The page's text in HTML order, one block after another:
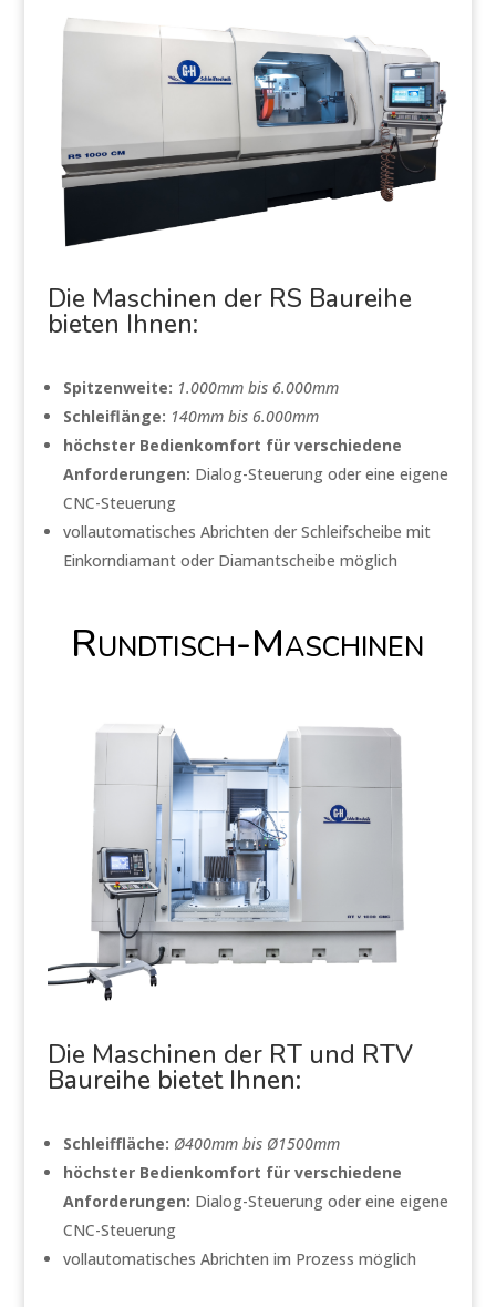
Die Maschinen der RS Baureihe
bieten Ihnen:
Spitzenweite: 1.000mm bis 6.000mm
Schleiflänge: 140mm bis 6.000mm
höchster Bedienkomfort für verschiedene
Anforderungen: Dialog-Steuerung oder eine eigene
CNC-Steuerung
vollautomatisches Abrichten der Schleifscheibe mit
Einkorndiamant oder Diamantscheibe möglich
Rundtisch-Maschinen
Die Maschinen der RT und RTV
Baureihe bietet Ihnen:
Schleiffläche: Ø400mm bis Ø1500mm
höchster Bedienkomfort für verschiedene
Anforderungen: Dialog-Steuerung oder eine eigene
CNC-Steuerung
vollautomatisches Abrichten im Prozess möglich